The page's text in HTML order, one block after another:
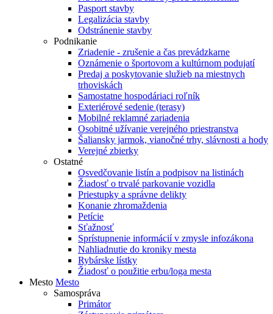
Pasport stavby
Legalizácia stavby
Odstránenie stavby
Podnikanie
Zriadenie - zrušenie a čas prevádzkarne
Oznámenie o športovom a kultúrnom podujatí
Predaj a poskytovanie služieb na miestnych
trhoviskách
Samostatne hospodáriaci roľník
Exteriérové sedenie (terasy)
Mobilné reklamné zariadenia
Osobitné užívanie verejného priestranstva
Šaliansky jarmok, vianočné trhy, slávnosti a hody
Verejné zbierky
Ostatné
Osvedčovanie listín a podpisov na listinách
Žiadosť o trvalé parkovanie vozidla
Priestupky a správne delikty
Konanie zhromaždenia
Petície
Sťažnosť
Sprístupnenie informácií v zmysle infozákona
Nahliadnutie do kroniky mesta
Rybárske lístky
Žiadosť o použitie erbu/loga mesta
Mesto Mesto
Samospráva
Primátor